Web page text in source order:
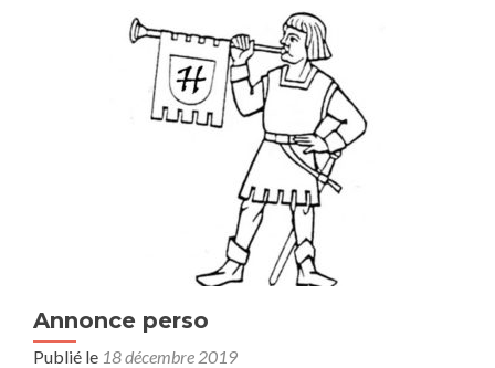
Annonce perso
Publié le 18 décembre 2019